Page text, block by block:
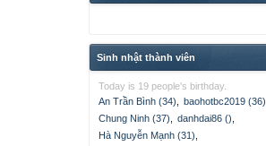
Sinh nhật thành viên
Today is 19 people's birthday.
An Trần Bình (34)
baohotbc2019 (36)
Chung Ninh (37)
danhdai86 ()
Hà Nguyễn Mạnh (31)